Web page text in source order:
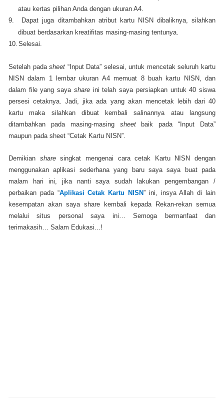
atau kertas pilihan Anda dengan ukuran A4.
9.
Dapat juga ditambahkan atribut kartu NISN dibaliknya, silahkan
dibuat berdasarkan kreatifitas masing-masing tentunya.
10. Selesai.
Setelah padasheet “Input Data” selesai, untuk mencetak seluruh kartu
NISN dalam 1 lembar ukuran A4 memuat 8 buah kartu NISN, dan
dalam file yang saya shareini telah saya persiapkan untuk 40 siswa
persesi cetaknya. Jadi, jika ada yang akan mencetak lebih dari 40
kartu maka silahkan dibuat kembali salinannya atau langsung
ditambahkan pada masing-masing sheetbaik pada “Input Data”
maupun pada sheet “Cetak Kartu NISN”.
Demikian sharesingkat mengenai cara cetak Kartu NISN dengan
menggunakan aplikasi sederhana yang baru saya saya buat pada
malam hari ini, jika nanti saya sudah lakukan pengembangan /
perbaikan pada “Aplikasi Cetak Kartu NISN” ini, insya Allah di lain
kesempatan akan saya share kembali kepada Rekan-rekan semua
melalui situs personal saya ini… Semoga bermanfaat dan
terimakasih… Salam Edukasi...!